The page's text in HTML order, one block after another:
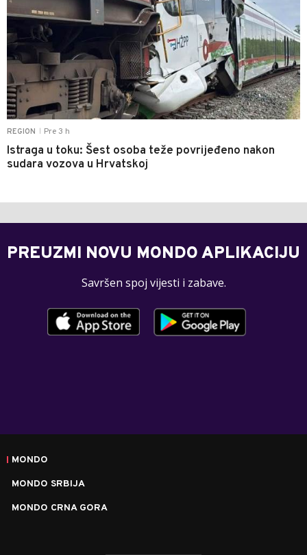
REGION Pre 3 h
Istraga u toku: Šest osoba teže povrijeđeno nakon
sudara vozova u Hrvatskoj
PREUZMI NOVU MONDO APLIKACIJU
Savršen spoj vijesti i zabave.
MONDO
MONDO SRBIJA
MONDO CRNA GORA